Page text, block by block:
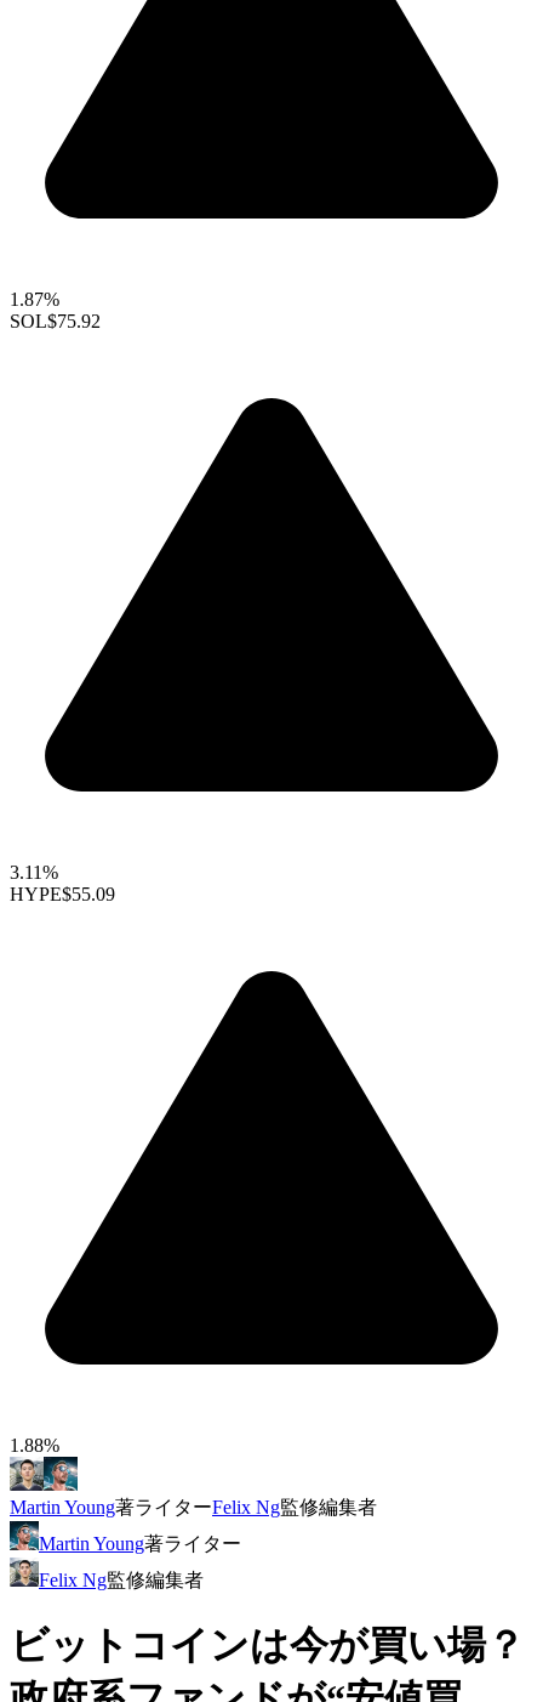
1.87%
SOL$75.92
3.11%
HYPE$55.09
1.88%
Martin Young著ライターFelix Ng監修編集者
Martin Young著ライター
Felix Ng監修編集者
ビットコインは今が買い場？